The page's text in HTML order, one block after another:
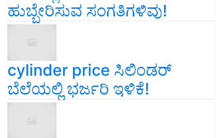
ಹುಬ್ಬೇರಿಸುವ ಸಂಗತಿಗಳಿವು!
cylinder price ಸಿಲಿಂಡರ್‌
ಬೆಲೆಯಲ್ಲಿ ಭರ್ಜರಿ ಇಳಿಕೆ!